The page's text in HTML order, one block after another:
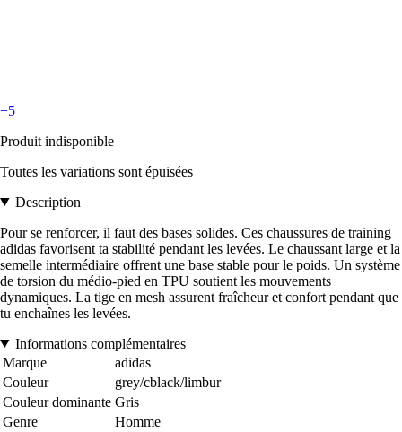
+5
Produit indisponible
Toutes les variations sont épuisées
Description
Pour se renforcer, il faut des bases solides. Ces chaussures de training
adidas favorisent ta stabilité pendant les levées. Le chaussant large et la
semelle intermédiaire offrent une base stable pour le poids. Un système
de torsion du médio-pied en TPU soutient les mouvements
dynamiques. La tige en mesh assurent fraîcheur et confort pendant que
tu enchaînes les levées.
Informations complémentaires
Marque
adidas
Couleur
grey/cblack/limbur
Couleur dominante Gris
Genre
Homme